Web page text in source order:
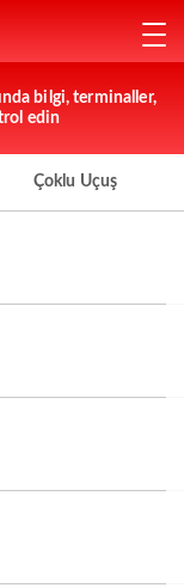
bilgi, terminaller,
edin
Çoklu Uçuş